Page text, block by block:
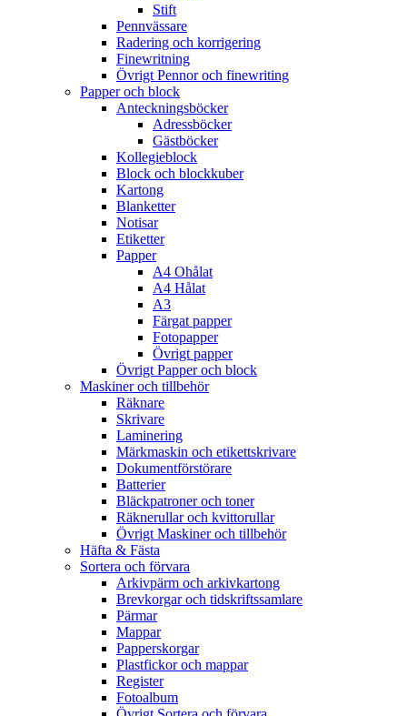
Stift
Pennvässare
Radering och korrigering
Finewritning
Övrigt Pennor och finewriting
Papper och block
Anteckningsböcker
Adressböcker
Gästböcker
Kollegieblock
Block och blockkuber
Kartong
Blanketter
Notisar
Etiketter
Papper
A4 Ohålat
A4 Hålat
A3
Färgat papper
Fotopapper
Övrigt papper
Övrigt Papper och block
Maskiner och tillbehör
Räknare
Skrivare
Laminering
Märkmaskin och etikettskrivare
Dokumentförstörare
Batterier
Bläckpatroner och toner
Räknerullar och kvittorullar
Övrigt Maskiner och tillbehör
Häfta & Fästa
Sortera och förvara
Arkivpärm och arkivkartong
Brevkorgar och tidskriftssamlare
Pärmar
Mappar
Papperskorgar
Plastfickor och mappar
Register
Fotoalbum